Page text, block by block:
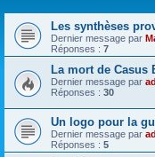
Les synthèses
Dernier message par
Réponses : 7
La mort de Casus
Dernier message par
Réponses : 30
Un logo pour la
Dernier message par
Réponses : 5